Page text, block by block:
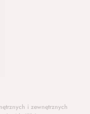
i zewnętrznych